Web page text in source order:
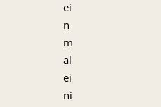
ei
n
m
al
ei
ni